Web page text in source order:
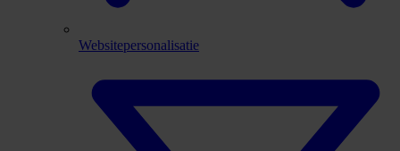
Websitepersonalisatie